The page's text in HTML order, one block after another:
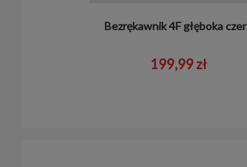
Bezrękawnik 4F głęboka
199,99 zł